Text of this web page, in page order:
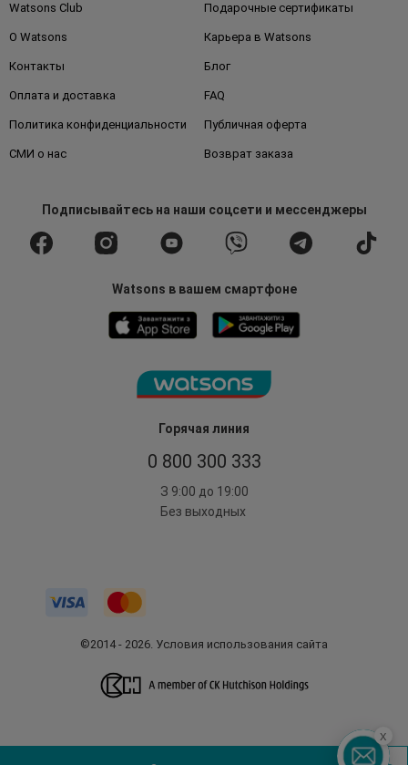
Горячая линия
0 800 300 333
З 9:00 до 19:00
Без выходных
Watsons Club Подарочные сертификаты
О Watsons Карьера в Watsons
Контакты Блог
Оплата и доставка FAQ
Политика конфиденциальности Публичная оферта
СМИ о нас Возврат заказа
Подписывайтесьна наши соцсети и мессенджеры
Watsons в вашем смартфоне
©2014 - 2026. Условия использования сайта
x